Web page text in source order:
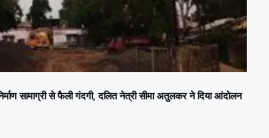
सामाग्री से फैली गंदगी, दलित नेत्री सीमा अतुलकर ने दिया आंदोलन